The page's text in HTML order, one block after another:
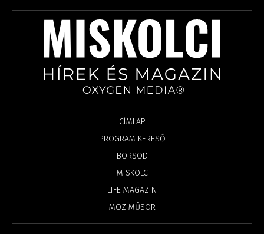
CÍMLAP
PROGRAM KERESŐ
BORSOD
MISKOLC
LIFE MAGAZIN
MOZIMŰSOR